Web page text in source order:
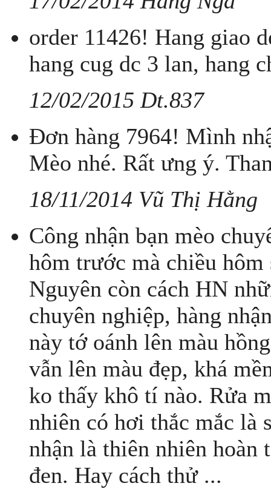
order 11426! Hang giao
hang cug dc 3 lan, hang
12/02/2015 Dt.837
Đơn hàng 7964! Mình
Mèo nhé. Rất ưng ý.
18/11/2014 Vũ Thị Hằng
Công nhận bạn mèo
hôm trước mà chiều hôm
Nguyên còn cách HN
chuyên nghiệp, hàng
này tớ oánh lên màu
vẫn lên màu đẹp, khá
ko thấy khô tí nào. Rửa
nhiên có hơi thắc mắc là
nhận là thiên nhiên hoàn
đen. Hay cách thử ...